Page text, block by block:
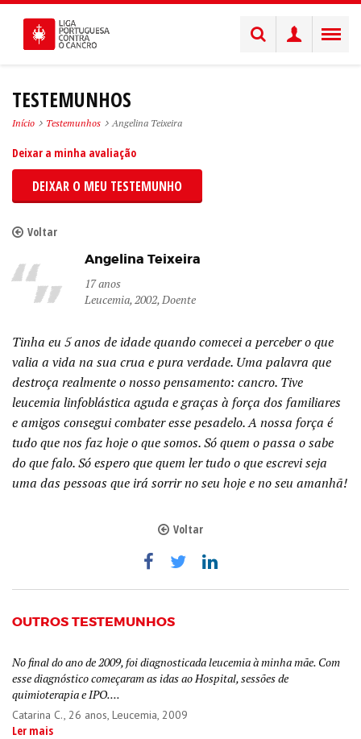
TESTEMUNHOS
Deixar a minha avaliação
DEIXAR O MEU TESTEMUNHO
Início Testemunhos Angelina Teixeira
Voltar
Angelina Teixeira
17 anos
Leucemia, 2002, Doente
Tinha eu 5 anos de idade quando comecei a perceber o que
valia a vida na sua crua e pura verdade. Uma palavra que
destroça realmente o nosso pensamento: cancro. Tive
leucemia linfoblástica aguda e graças à força dos familiares
e amigos consegui combater esse pesadelo. A nossa força é
tudo que nos faz hoje o que somos. Só quem o passa o sabe
do que falo. Só espero que quem ler tudo o que escrevi seja
uma das pessoas que irá sorrir no seu hoje e no seu amanhã!
Voltar
OUTROS TESTEMUNHOS
No final do ano de 2009, foi diagnosticada leucemia à minha mãe. Com
esse diagnóstico começaram as idas ao Hospital, sessões de
quimioterapia e IPO....
Catarina C., 26 anos, Leucemia, 2009
Ler mais